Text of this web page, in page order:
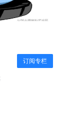
订阅专栏